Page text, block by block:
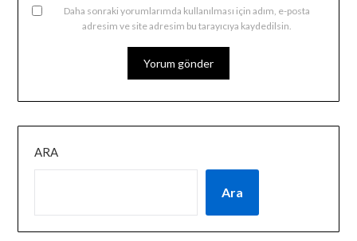
Daha sonraki yorumlarımda kullanılması için adım, e-posta
adresim ve site adresim bu tarayıcıya kaydedilsin.
ARA
Ara